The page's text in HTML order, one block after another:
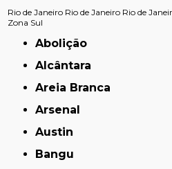
Rio de Janeiro Rio de Janeiro Rio de
Zona Sul
Abolição
Alcântara
Areia Branca
Arsenal
Austin
Bangu